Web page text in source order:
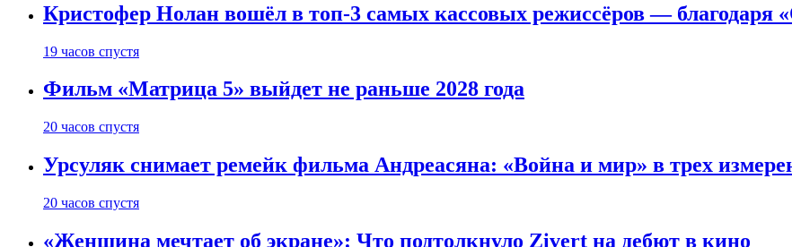
Кристофер Нолан вошёл в топ-3 самых кассовых режиссёров — благодаря
19 часов спустя
Фильм «Матрица 5» выйдет не раньше 2028 года
20 часов спустя
Урсуляк снимает ремейк фильма Андреасяна: «Война и мир» в трех
20 часов спустя
«Женщина мечтает об экране»: Что подтолкнуло Zivert на дебют в кино